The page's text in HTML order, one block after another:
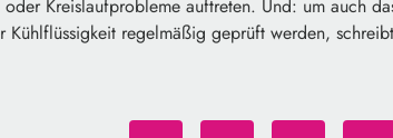
oder Kreislaufprobleme auftreten. Und: um auch
Kühlflüssigkeit regelmäßig geprüft werden,